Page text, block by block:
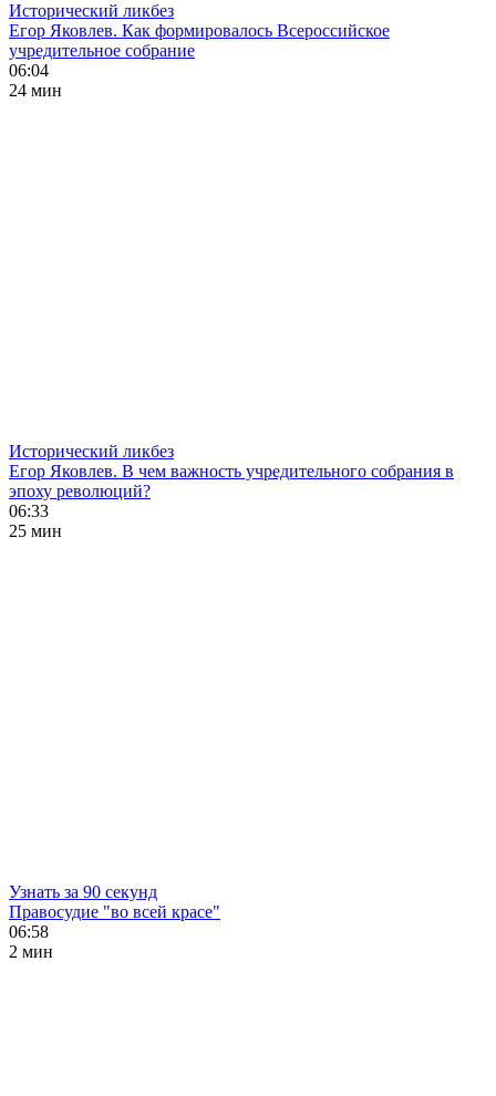
Исторический ликбез
Егор Яковлев. Как формировалось Всероссийское
учредительное собрание
06:04
24 мин
Исторический ликбез
Егор Яковлев. В чем важность учредительного собрания в
эпоху революций?
06:33
25 мин
Узнать за 90 секунд
Правосудие "во всей красе"
06:58
2 мин